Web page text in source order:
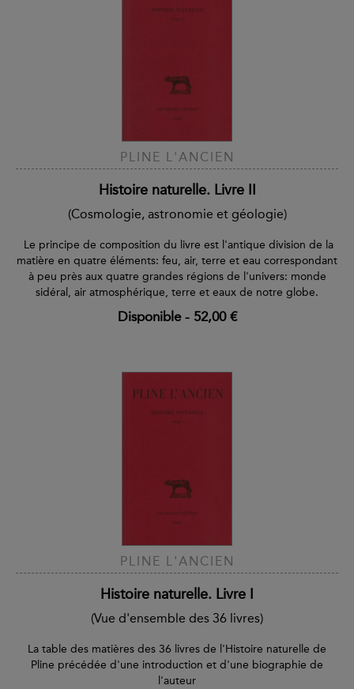
PLINE L'ANCIEN
Histoire naturelle. Livre II
(Cosmologie, astronomie et géologie)
Le principe de composition du livre est l'antique division de la
matière en quatre éléments: feu, air, terre et eau correspondant
à peu près aux quatre grandes régions de l'univers: monde
sidéral, air atmosphérique, terre et eaux de notre globe.
Disponible- 52,00 €
PLINE L'ANCIEN
Histoire naturelle. Livre I
(Vue d'ensemble des 36 livres)
La table des matières des 36 livres de l'Histoire naturelle de
Pline précédée d'une introduction et d'une biographie de
l'auteur